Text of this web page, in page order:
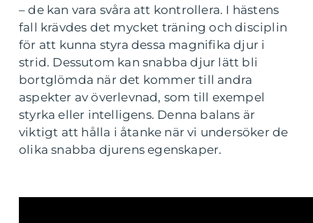
– de kan vara svåra att kontrollera. I hästens
fall krävdes det mycket träning och disciplin
för att kunna styra dessa magnifika djur i
strid. Dessutom kan snabba djur lätt bli
bortglömda när det kommer till andra
aspekter av överlevnad, som till exempel
styrka eller intelligens. Denna balans är
viktigt att hålla i åtanke när vi undersöker de
olika snabba djurens egenskaper.